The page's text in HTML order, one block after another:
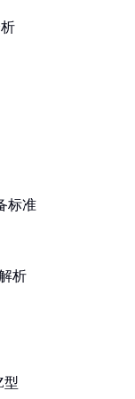
标准
析
型